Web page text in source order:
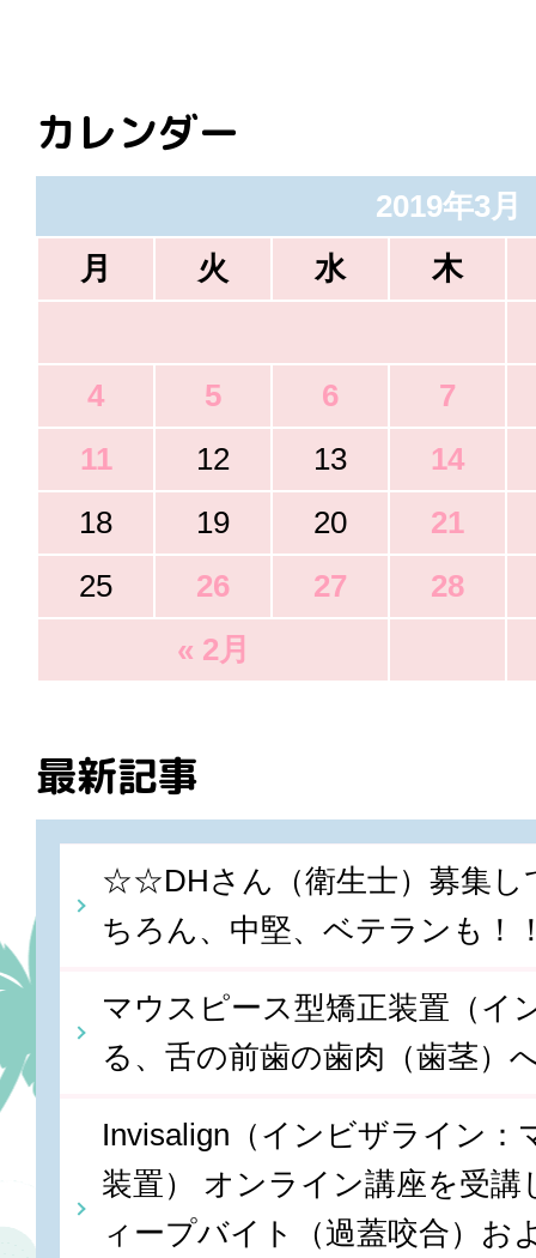
カレンダー
2019年3月
月
火 水 木
« 2月
4 5 6
7
11
12 13
14
18
19 20
21
25
26 27 28
最新記事
☆☆DHさん（衛生士）募集し
ちろん、中堅、ベテランも！
マウスピース型矯正装置（イ
る、舌の前歯の歯肉（歯茎）
Invisalign（インビザライン：
装置） オンライン講座を受講
ィープバイト（過蓋咬合）お